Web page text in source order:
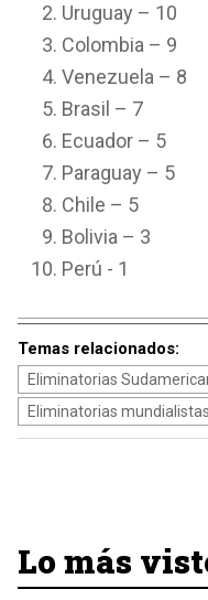
Uruguay – 10
Colombia – 9
Venezuela – 8
Brasil – 7
Ecuador – 5
Paraguay – 5
Chile – 5
Bolivia – 3
Perú - 1
Temas relacionados:
Eliminatorias
Eliminatorias mundialistas
Lo más